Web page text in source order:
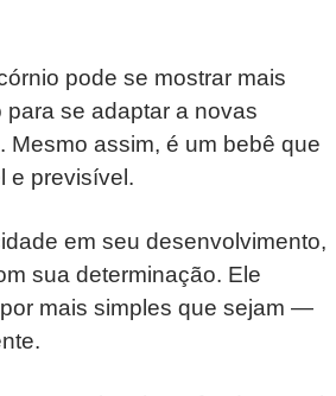
pode se mostrar mais
se adaptar a novas
Mesmo assim, é um bebê que
e previsível.
em seu desenvolvimento,
sua determinação. Ele
mais simples que sejam —